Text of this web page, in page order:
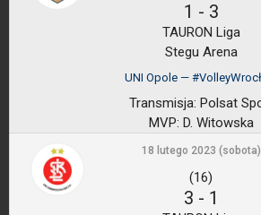
1 - 3
TAURON Liga
Stegu Arena
UNI Opole —
Transmisja: Polsat
MVP: D. Witowska
18 lutego 2023 (sobota)
(16)
3 - 1